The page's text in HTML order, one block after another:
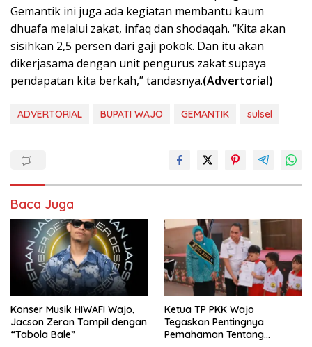
Gemantik ini juga ada kegiatan membantu kaum
dhuafa melalui zakat, infaq dan shodaqah. “Kita akan
sisihkan 2,5 persen dari gaji pokok. Dan itu akan
dikerjasama dengan unit pengurus zakat supaya
pendapatan kita berkah,” tandasnya.(Advertorial)
ADVERTORIAL BUPATI WAJO GEMANTIK sulsel
Baca Juga
Konser Musik HIWAFI Wajo,
Jacson Zeran Tampil dengan
“Tabola Bale”
Ketua TP PKK Wajo
Tegaskan Pentingnya
Pemahaman Tentang